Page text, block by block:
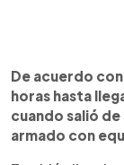
De acuerdo
horas hasta
cuando salió
armado con